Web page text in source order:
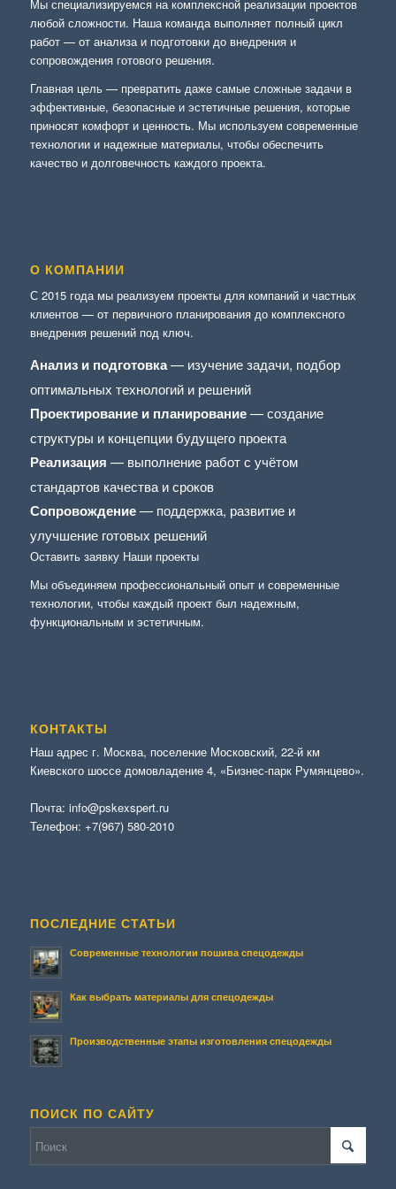
Мы специализируемся на комплексной реализации проектов
любой сложности. Наша команда выполняет полный цикл
работ — от анализа и подготовки до внедрения и
сопровождения готового решения.
Главная цель — превратить даже самые сложные задачи в
эффективные, безопасные и эстетичные решения, которые
приносят комфорт и ценность. Мы используем современные
технологии и надежные материалы, чтобы обеспечить
качество и долговечность каждого проекта.
О КОМПАНИИ
С 2015 года мы реализуем проекты для компаний и частных
клиентов — от первичного планирования до комплексного
внедрения решений под ключ.
Анализ и подготовка— изучение задачи, подбор
оптимальных технологий и решений
Проектирование и планирование— создание
структуры и концепции будущего проекта
Реализация — выполнение работ с учётом
стандартов качества и сроков
Сопровождение— поддержка, развитие и
улучшение готовых решений
Оставить заявку Наши проекты
Мы объединяем профессиональный опыт и современные
технологии, чтобы каждый проект был надежным,
функциональным и эстетичным.
КОНТАКТЫ
Наш адрес г. Москва, поселение Московский, 22-й км
Киевского шоссе домовладение 4, «Бизнес-парк Румянцево».
Почта: info@pskexspert.ru
Телефон: +7(967) 580-2010
ПОСЛЕДНИЕ СТАТЬИ
Современные технологии пошива спецодежды
Как выбрать материалы для спецодежды
Производственные этапы изготовления спецодежды
ПОИСК ПО САЙТУ